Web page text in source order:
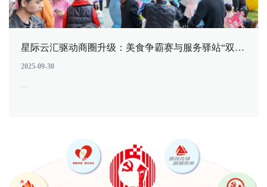
星际云汇驱动商圈升级：美食争霸赛与服务驿站“双擎”启动
2025-09-30
...